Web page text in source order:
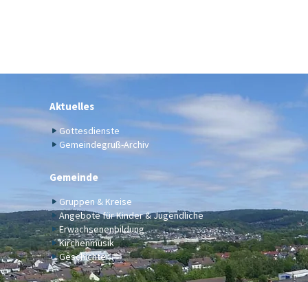
Aktuelles
Gottesdienste
Gemeindegruß-Archiv
Gemeinde
Gruppen & Kreise
Angebote für Kinder & Jugendliche
Erwachsenenbildung
Kirchenmusik
Geschichte